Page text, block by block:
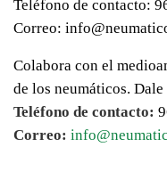
Teléfono de contacto:
Correo:
Colabora con el
de los neumáticos.
Teléfono de contacto:
Correo: